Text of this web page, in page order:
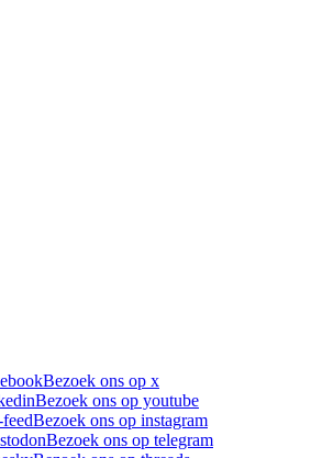
Bezoek ons op x
Bezoek ons op youtube
Bezoek ons op instagram
Bezoek ons op telegram